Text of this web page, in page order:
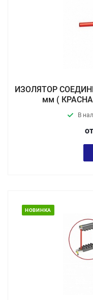
ИЗОЛЯТОР
мм (
В
НОВИНКА